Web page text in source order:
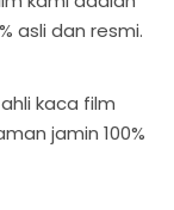
asli dan resmi.
kaca film
jamin 100%